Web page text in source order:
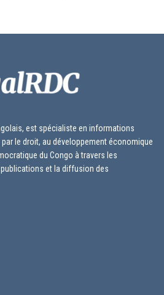
est spécialiste en informations
le droit, au développement économique
du Congo à travers les
et la diffusion des